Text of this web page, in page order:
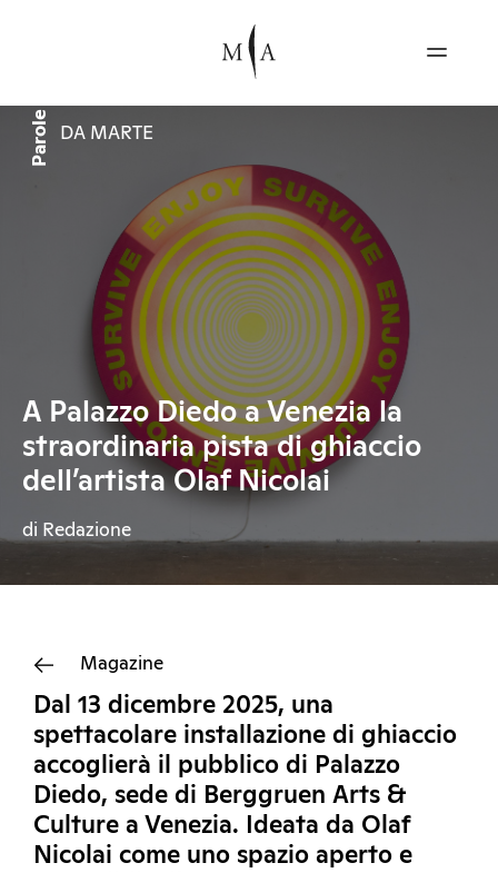
Parole DA MARTE
A Palazzo Diedo a Venezia la
straordinaria pista di ghiaccio
dell’artista Olaf Nicolai
di Redazione
Magazine
Dal 13 dicembre 2025, una
spettacolare installazione di ghiaccio
accoglierà il pubblico di Palazzo
Diedo, sede di Berggruen Arts &
Culture a Venezia. Ideata da Olaf
Nicolai come uno spazio aperto e